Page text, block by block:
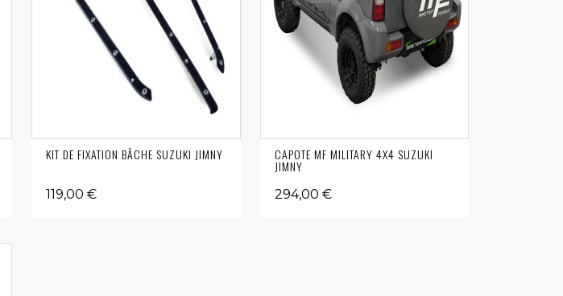
KIT DE FIXATION BÂCHE SUZUKI JIMNY
119,00 €
CAPOTE MF MILITARY 4X4 SUZUKI
JIMNY
294,00 €